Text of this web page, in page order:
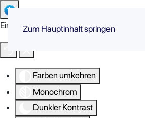
Eingabehilfen öffnen
Farben umkehren
Monochrom
Dunkler Kontrast
Zum Hauptinhalt springen